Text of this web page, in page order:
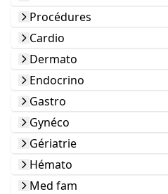
Procédures
Cardio
Dermato
Endocrino
Gastro
Gynéco
Gériatrie
Hémato
Med fam